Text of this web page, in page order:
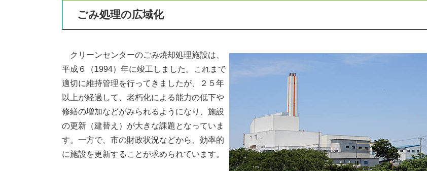
ごみ処理の広域化
クリーンセンターのごみ焼却処理施設は、
平成６（1994）年に竣工しました。これまで
適切に維持管理を行ってきましたが、２５年
以上が経過して、老朽化による能力の低下や
修繕の増加などがみられるようになり、施設
の更新（建替え）が大きな課題となっていま
す。一方で、市の財政状況などから、効率的
に施設を更新することが求められています。